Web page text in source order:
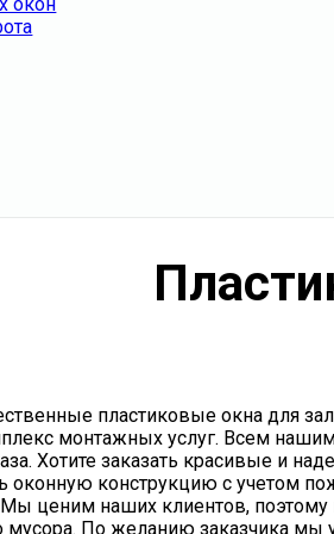
пластиковые окна для
монтажных услуг. Всем
Хотите заказать красивые и
конструкцию с учетом
ценим наших клиентов, поэтому
мусора. По желанию заказчика